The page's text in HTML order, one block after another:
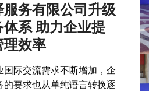
务有限公司升级
系 助力企业提
理效率
国际交流需求不断增加，企
的要求也从单纯语言转换逐